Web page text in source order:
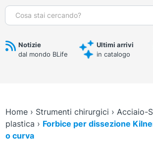
Cerca:
Notizie
dal mondo BLife
Ultimi arrivi
in catalogo
Home› Strumenti chirurgici › Acciaio-
plastica › Forbice per dissezione
o curva